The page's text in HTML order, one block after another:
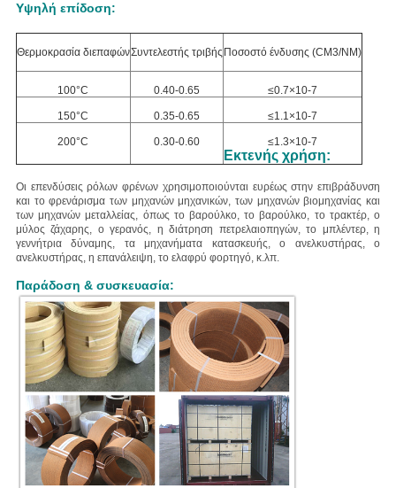
Υψηλή επίδοση:
Θερμοκρασία διεπαφώνΣυντελεστής τριβής Ποσοστό ένδυσης (CM3/NM)
100°C 0.40-0.65 ≤0.7×10-7
150°C 0.35-0.65 ≤1.1×10-7
200°C 0.30-0.60 ≤1.3×10-7
Εκτενής χρήση:
Οι επενδύσεις ρόλων φρένων χρησιμοποιούνται ευρέως στην επιβράδυνση
και το φρενάρισμα των μηχανών μηχανικών, των μηχανών βιομηχανίας και
των μηχανών μεταλλείας, όπως το βαρούλκο, το βαρούλκο, το τρακτέρ, ο
μύλος ζάχαρης, ο γερανός, η διάτρηση πετρελαιοπηγών, το μπλέντερ, η
γεννήτρια δύναμης, τα μηχανήματα κατασκευής, ο ανελκυστήρας, ο
ανελκυστήρας, η επανάλειψη, το ελαφρύ φορτηγό, κ.λπ.
Παράδοση & συσκευασία: